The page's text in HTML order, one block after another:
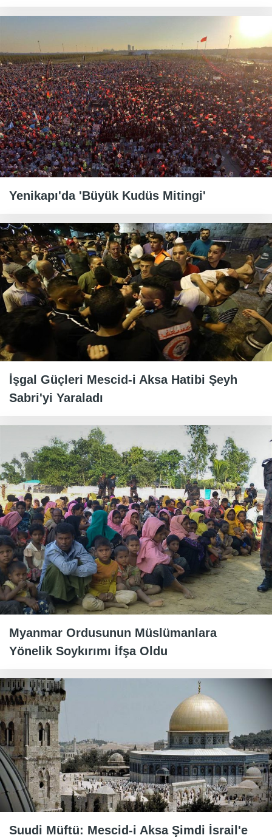
Yenikapı'da 'Büyük Kudüs Mitingi'
İşgal Güçleri Mescid-i Aksa Hatibi Şeyh
Sabri'yi Yaraladı
Myanmar Ordusunun Müslümanlara
Yönelik Soykırımı İfşa Oldu
Suudi Müftü: Mescid-i Aksa Şimdi İsrail'e